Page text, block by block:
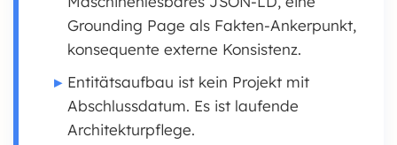
Grounding Page als Fakten-Ankerpunkt,
konsequente externe Konsistenz.
Entitätsaufbau ist kein Projekt mit
Abschlussdatum. Es ist laufende
Architekturpflege.